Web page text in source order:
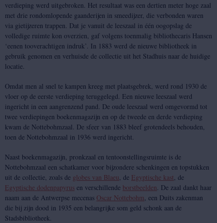
verdieping werd uitgebroken. Het resultaat was een dertien meter hoge zaal
met drie rondomlopende gaanderijen in smeedijzer, die verbonden waren
via gietijzeren trappen. Dat je vanuit de leeszaal in één oogopslag de
volledige ruimte kon overzien, gaf volgens toenmalig bibliothecaris Hansen
‘eenen tooverachtigen indruk’. In 1883 werd de nieuwe bibliotheek in
gebruik genomen en verhuisde de collectie uit het Stadhuis naar de huidige
locatie.
Omdat men al snel te kampen kreeg met plaatsgebrek, werd rond 1930 de
vloer op de eerste verdieping teruggelegd. Een nieuwe leeszaal werd
ingericht in een aangrenzend pand. De oude leeszaal werd omgevormd tot
twee verdiepingen boekenmagazijn en op de tweede en derde verdieping
kwam de Nottebohmzaal. De sfeer van 1883 bleef grotendeels behouden,
toen de Nottebohmzaal in 1936 werd ingericht.
Naast boekenmagazijn, pronkzaal en tentoonstellingsruimte is de
Nottebohmzaal een schatkamer voor bijzondere schenkingen en topstukken
uit de collectie, zoals de globes van Blaeu, de Egyptische kast, de
Egyptische dodenpapyrus en verschillende borstbeelden. De zaal dankt haar
naam aan de Antwerpse mecenas Oscar Nottebohm, een Duits zakenman
die bij zijn dood in 1935 een belangrijke som geld schonk aan de
Stadsbibliotheek.